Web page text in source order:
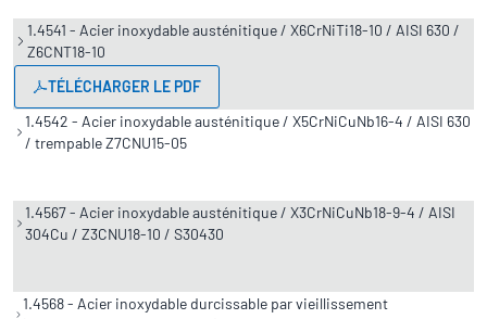
1.4541 - Acier inoxydable austénitique / X6CrNiTi18-10 / AISI 630 /
Z6CNT18-10
TÉLÉCHARGER LE PDF
1.4542 - Acier inoxydable austénitique / X5CrNiCuNb16-4 / AISI 630
/ trempable Z7CNU15-05
1.4567 - Acier inoxydable austénitique / X3CrNiCuNb18-9-4 / AISI
304Cu / Z3CNU18-10 / S30430
1.4568 - Acier inoxydable durcissable par vieillissement